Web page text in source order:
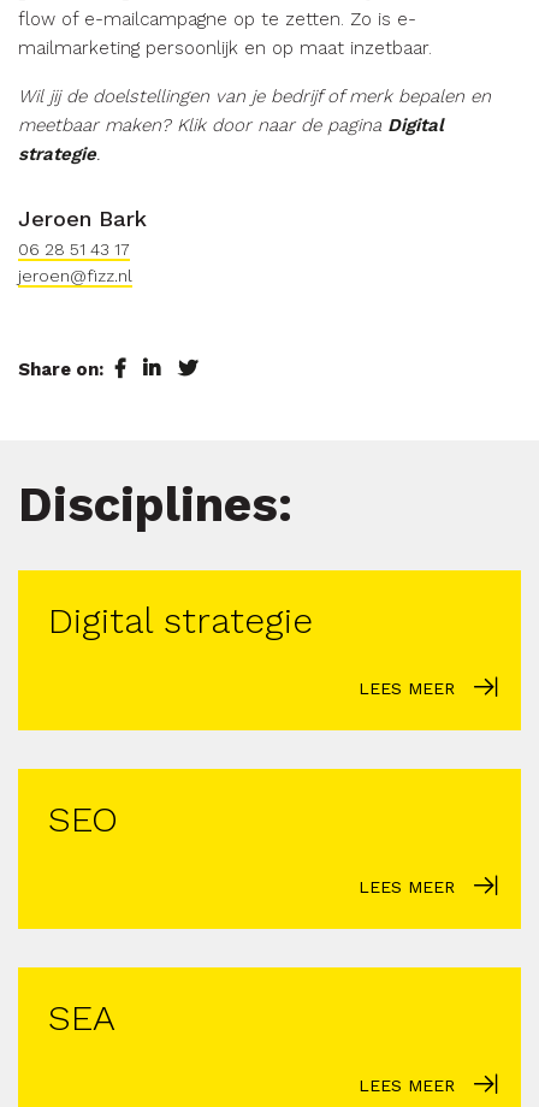
flow of e-mailcampagne op te zetten. Zo is e-
mailmarketing persoonlijk en op maat inzetbaar.
Wil jij de doelstellingen van je bedrijf of merk bepalen en
meetbaar maken? Klik door naar de pagina Digital
strategie.
Jeroen Bark
06 28 51 43 17
jeroen@fizz.nl
Share on:
Disciplines:
Digital strategie
LEES MEER
SEO
LEES MEER
SEA
LEES MEER